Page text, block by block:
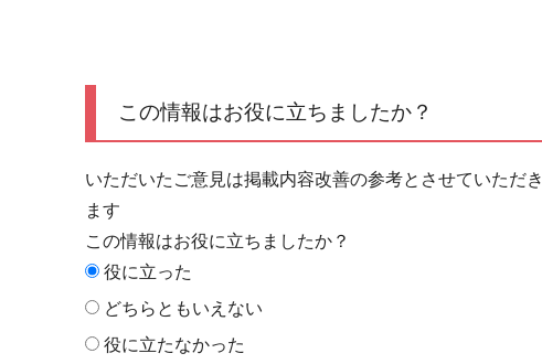
この情報はお役に立ちましたか？
いただいたご意見は掲載内容改善の参考とさせていただき
ます
この情報はお役に立ちましたか？
役に立った
どちらともいえない
役に立たなかった